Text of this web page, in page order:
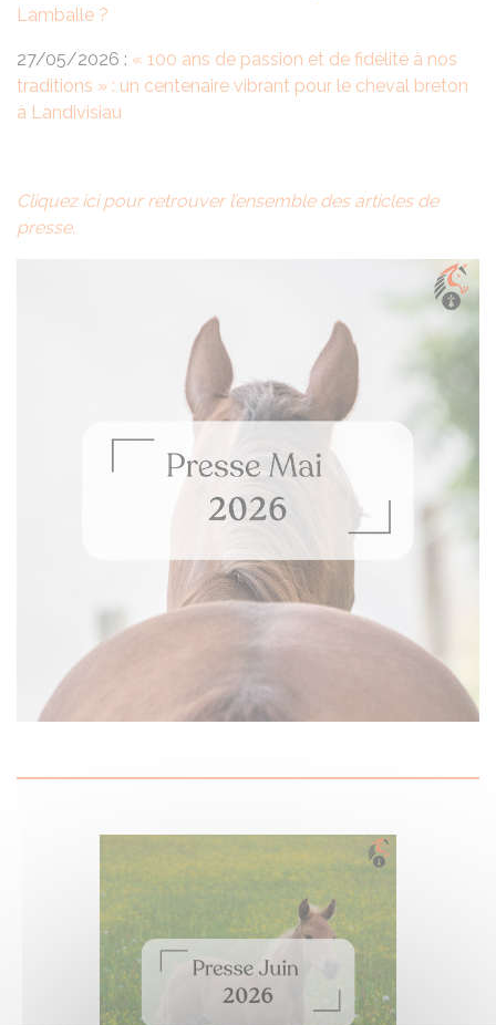
Lamballe ?
27/05/2026 : « 100 ans de passion et de fidélité à nos
traditions » : un centenaire vibrant pour le cheval breton
à Landivisiau
Cliquez ici pour retrouver l’ensemble des articles de
presse.